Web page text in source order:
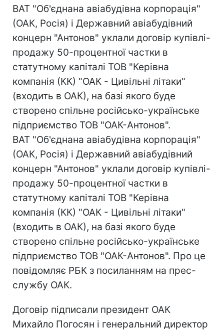
ВАТ "Об'єднана авіабудівна корпорація"
(ОАК, Росія) і Державний авіабудівний
концерн "Антонов" уклали договір купівлі-
продажу 50-процентної частки в
статутному капіталі ТОВ "Керівна
компанія (КК) "ОАК - Цивільні літаки"
(входить в ОАК), на базі якого буде
створено спільне російсько-українське
підприємство ТОВ "ОАК-Антонов".
ВАТ "Об'єднана авіабудівна корпорація"
(ОАК, Росія) і Державний авіабудівний
концерн "Антонов" уклали договір купівлі-
продажу 50-процентної частки в
статутному капіталі ТОВ "Керівна
компанія (КК) "ОАК - Цивільні літаки"
(входить в ОАК), на базі якого буде
створено спільне російсько-українське
підприємство ТОВ "ОАК-Антонов". Про це
повідомляє РБК з посиланням на прес-
службу ОАК.
Договір підписали президент ОАК
Михайло Погосян і генеральний директор